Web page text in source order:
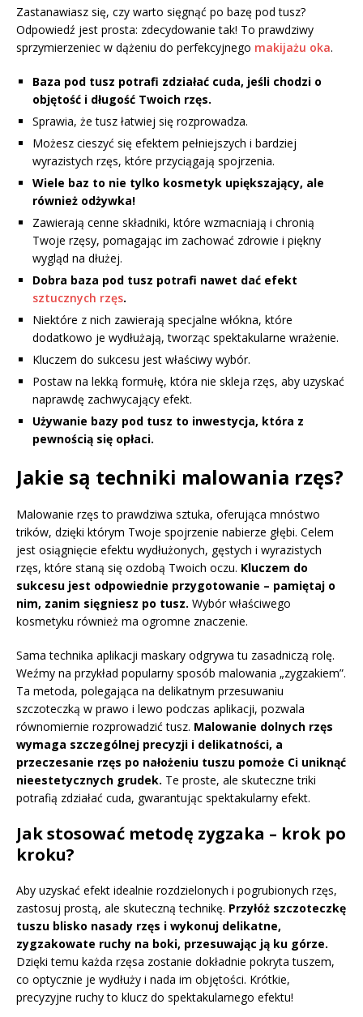
Zastanawiasz się, czy warto sięgnąć po bazę pod tusz?
Odpowiedź jest prosta: zdecydowanie tak! To prawdziwy
sprzymierzeniec w dążeniu do perfekcyjnego makijażu oka.
Baza pod tusz potrafi zdziałać cuda, jeśli chodzi o
objętość i długość Twoich rzęs.
Sprawia, że tusz łatwiej się rozprowadza.
Możesz cieszyć się efektem pełniejszych i bardziej
wyrazistych rzęs, które przyciągają spojrzenia.
Wiele baz to nie tylko kosmetyk upiększający, ale
również odżywka!
Zawierają cenne składniki, które wzmacniają i chronią
Twoje rzęsy, pomagając im zachować zdrowie i piękny
wygląd na dłużej.
Dobra baza pod tusz potrafi nawet dać efekt
sztucznych rzęs.
Niektóre z nich zawierają specjalne włókna, które
dodatkowo je wydłużają, tworząc spektakularne wrażenie.
Kluczem do sukcesu jest właściwy wybór.
Postaw na lekką formułę, która nie skleja rzęs, aby uzyskać
naprawdę zachwycający efekt.
Używanie bazy pod tusz to inwestycja, która z
pewnością się opłaci.
Jakie są techniki malowania rzęs?
Malowanie rzęs to prawdziwa sztuka, oferująca mnóstwo
trików, dzięki którym Twoje spojrzenie nabierze głębi. Celem
jest osiągnięcie efektu wydłużonych, gęstych i wyrazistych
rzęs, które staną się ozdobą Twoich oczu. Kluczem do
sukcesu jest odpowiednie przygotowanie – pamiętaj o
nim, zanim sięgniesz po tusz. Wybór właściwego
kosmetyku również ma ogromne znaczenie.
Sama technika aplikacji maskary odgrywa tu zasadniczą rolę.
Weźmy na przykład popularny sposób malowania „zygzakiem”.
Ta metoda, polegająca na delikatnym przesuwaniu
szczoteczką w prawo i lewo podczas aplikacji, pozwala
równomiernie rozprowadzić tusz. Malowanie dolnych rzęs
wymaga szczególnej precyzji i delikatności, a
przeczesanie rzęs po nałożeniu tuszu pomoże Ci uniknąć
nieestetycznych grudek. Te proste, ale skuteczne triki
potrafią zdziałać cuda, gwarantując spektakularny efekt.
Jak stosować metodę zygzaka – krok po
kroku?
Aby uzyskać efekt idealnie rozdzielonych i pogrubionych rzęs,
zastosuj prostą, ale skuteczną technikę. Przyłóż szczoteczkę
tuszu blisko nasady rzęs i wykonuj delikatne,
zygzakowate ruchy na boki, przesuwając ją ku górze.
Dzięki temu każda rzęsa zostanie dokładnie pokryta tuszem,
co optycznie je wydłuży i nada im objętości. Krótkie,
precyzyjne ruchy to klucz do spektakularnego efektu!